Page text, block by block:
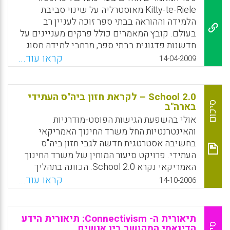
PLE היא ביסודה סביבה רעיונית ולא טכנולוגית
המאפשרת שילוב בין למידה פורמאלית ובין
למידה לא פורמאלית. במאמרון יש הפנייה למצגת
של ד"ר Sarah Guth המעודדת את הלומדים
והסטודנטים שלה לבסס את הלמידה המתוקשבת
באנגלית על תפיסת ה- PLE. בעקרון, ניתן ליישם
WhatsApp
Facebook
Email
X
Kitty-te-Riele מאוסטרליה על שינוי סביבת
הלמידה וההוראה בבתי ספר זוכה לעניין רב
בעולם. קובץ המאמרים כולל פרקים מעניינים על
חדשנות פדגוגית בבתי ספר, מרחבי למידה מסוג
אחר בבתי ספר , למידה מתוקשבת ולמידה מבוזרת
חוצת גבולות בין ביה"ס והבית , זהויות הלומדים
בבית הספר כיום וסוגי הדיאלוג הנחוצים ,
פדגוגיות התקווה בבתי הספר ואפשרויות יישומן
ועוד. בתיאור הפריט ניתן לקרוא גם המחברים
ותוכן העניינים של הספר.
WhatsApp
Facebook
Email
X
14-04-2009 קראו עוד...
סיכום
School 2.0 – לקראת חזון ביה"ס העתידי
בארה"ב
אולי בהשפעת הגישות הפוסט-מודרניות
והאינטרנטיות החל משרד החינוך האמריקאי
בחשיבה אסטרטגית חדשה לגבי חזון ביה"ס
העתידי. פרויקט סיעור המוחין של משרד החינוך
האמריקאי נקרא School 2.0. הכוונה בתהליך
גיבוש החזון החינוכי לבתי הספר לשתף את כל
גורמי החינוך המקומיים והקהילה החינוכית
הקשורה לבתי הספר. תהליך גיבוש החזון החינוכי
לביה"ס העתידי אינו מיועד ליחידי סגולה או לבתי
ספר מדגימים אלא לכל המורים, התלמידים אנשי
14-10-2006 קראו עוד...
תיאורית ה- Connectivism: תיאורית הידע